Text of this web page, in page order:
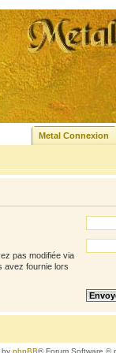
Metal Connexion
pas modifiée via
avez fournie lors
byphpBB® Forum Software ©